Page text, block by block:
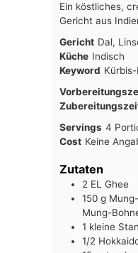
Ein köstliches,
Gericht aus
Gericht Dal,
Küche Indisch
Keyword
Servings 4
Cost Keine
Zutaten
2 EL Ghee
150 g
Mung-
1 kleine
1/2